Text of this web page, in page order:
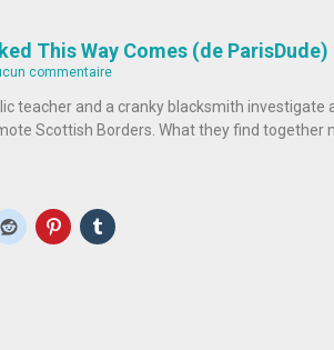
This Way Comes (de ParisDude)
commentaire
teacher and a cranky blacksmith investigate
Scottish Borders. What they find together